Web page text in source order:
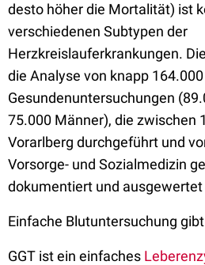
desto höher die Mortalität) ist
verschiedenen Subtypen der
Herzkreislauferkrankungen.
die Analyse von knapp 164.000
Gesundenuntersuchungen
75.000 Männer), die zwischen
Vorarlberg durchgeführt und
Vorsorge- und Sozialmedizin
dokumentiert und
Einfache Blutuntersuchung
GGT ist ein einfaches